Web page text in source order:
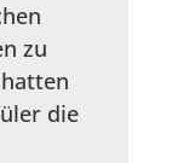
zu
die